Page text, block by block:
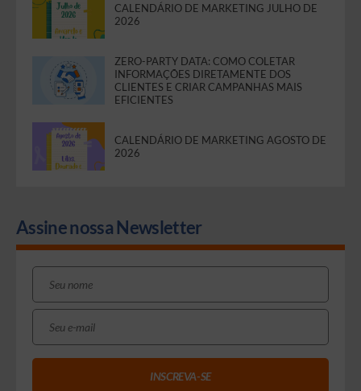
CALENDÁRIO DE MARKETING JULHO DE
2026
ZERO-PARTY DATA: COMO COLETAR
INFORMAÇÕES DIRETAMENTE DOS
CLIENTES E CRIAR CAMPANHAS MAIS
EFICIENTES
CALENDÁRIO DE MARKETING AGOSTO DE
2026
Assine nossa Newsletter